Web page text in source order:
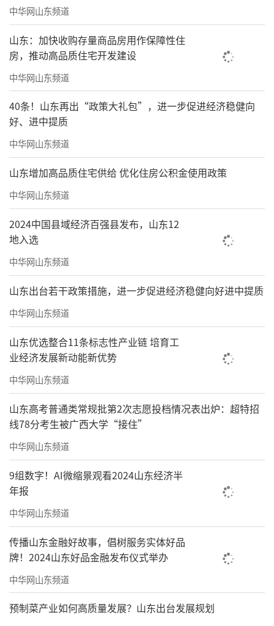
中华网山东频道
山东：加快收购存量商品房用作保障性住
房，推动高品质住宅开发建设
中华网山东频道
40条！山东再出“政策大礼包”，进一步促进经济稳健向
好、进中提质
中华网山东频道
山东增加高品质住宅供给 优化住房公积金使用政策
中华网山东频道
2024中国县域经济百强县发布，山东12
地入选
中华网山东频道
山东出台若干政策措施，进一步促进经济稳健向好进中提质
中华网山东频道
山东优选整合11条标志性产业链 培育工
业经济发展新动能新优势
中华网山东频道
山东高考普通类常规批第2次志愿投档情况表出炉：超特招
线78分考生被广西大学“接住”
中华网山东频道
9组数字！AI微缩景观看2024山东经济半
年报
中华网山东频道
传播山东金融好故事，倡树服务实体好品
牌！2024山东好品金融发布仪式举办
中华网山东频道
预制菜产业如何高质量发展？山东出台发展规划